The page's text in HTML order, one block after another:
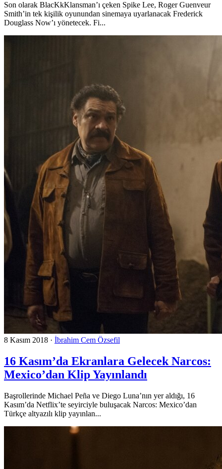
Son olarak BlacKkKlansman’ı çeken Spike Lee, Roger Guenveur
Smith’in tek kişilik oyunundan sinemaya uyarlanacak Frederick
Douglass Now’ı yönetecek. Fi...
8 Kasım 2018 · İbrahim Cem Özsefil
16 Kasım’da Ekranlara Gelecek Narcos:
Mexico’dan Klip Yayınlandı
Başrollerinde Michael Peña ve Diego Luna’nın yer aldığı, 16
Kasım’da Netflix’te seyirciyle buluşacak Narcos: Mexico’dan
Türkçe altyazılı klip yayınlan...